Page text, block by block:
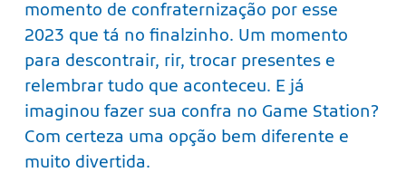
momento de confraternização por esse
2023 que tá no finalzinho. Um momento
para descontrair, rir, trocar presentes e
relembrar tudo que aconteceu. E já
imaginou fazer sua confra no Game Station?
Com certeza uma opção bem diferente e
muito divertida.